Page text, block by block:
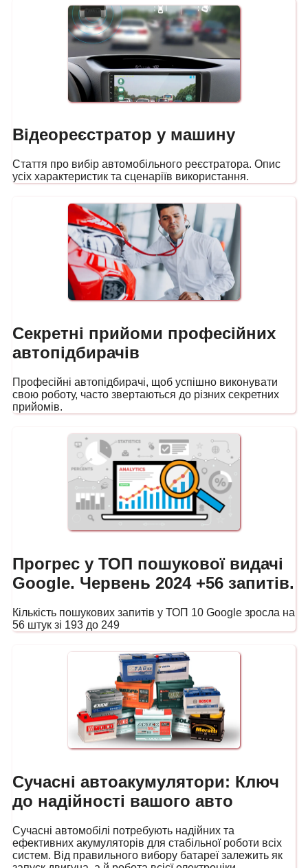
Відеореєстратор у машину
Стаття про вибір автомобільного реєстратора. Опис
усіх характеристик та сценаріїв використання.
Секретні прийоми професійних
автопідбирачів
Професійні автопідбирачі, щоб успішно виконувати
свою роботу, часто звертаються до різних секретних
прийомів.
Прогрес у ТОП пошукової видачі
Google. Червень 2024 +56 запитів.
Кількість пошукових запитів у ТОП 10 Google зросла на
56 штук зі 193 до 249
Сучасні автоакумулятори: Ключ
до надійності вашого авто
Сучасні автомобілі потребують надійних та
ефективних акумуляторів для стабільної роботи всіх
систем. Від правильного вибору батареї залежить як